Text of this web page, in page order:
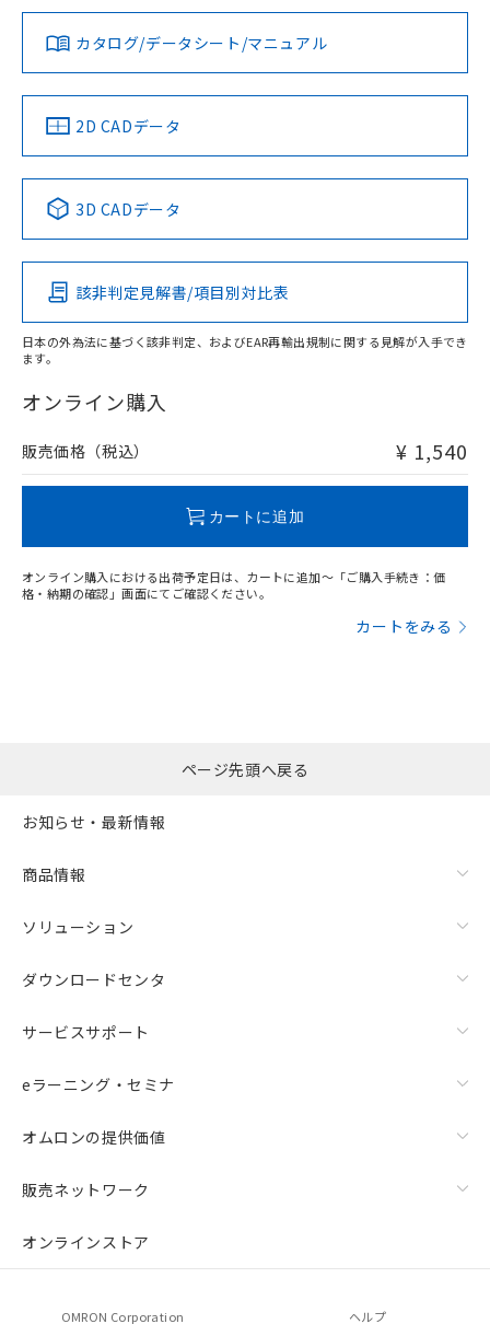
ダウンロードデータをご利用いただく前に、以下を必ずお読
みください。
ソフトウェアの使用条件
対応済み
中国 RoHS 注意事項・凡例
Pb Hg Cd Cr(VI)
O
在庫等で未対応品が混在する可能性があります。
問い合わせください。
カタログ/データシート/マニュアル
2D CADデータ
3D CADデータ
該非判定見解書/項目別対比表
日本の外為法に基づく該非判定、およびEAR再輸出規制に関する見解が入手でき
ます。
オンライン購入
販売価格（税込） ¥ 1,540
カートに追加
オンライン購入における出荷予定日は、カートに追加～「ご購入手続き：価
格・納期の確認」画面にてご確認ください。
カートをみる
ページ先頭へ戻る
お知らせ・最新情報
商品情報
ソリューション
ダウンロードセンタ
サービスサポート
eラーニング・セミナ
オムロンの提供価値
販売ネットワーク
オンラインストア
OMRON Corporation ヘルプ